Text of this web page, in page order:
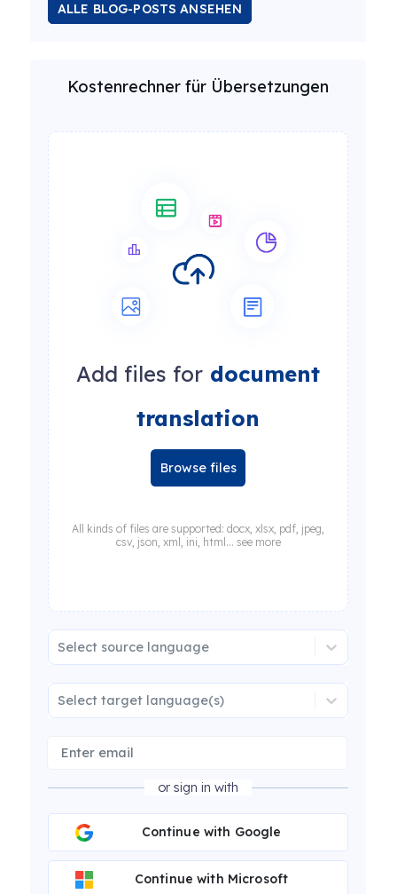
ALLE BLOG-POSTS ANSEHEN
Kostenrechner für Übersetzungen
Add files for document
translation
Browse files
All kinds of files are supported: docx, xlsx, pdf, jpeg,
csv, json, xml, ini, html... see more
Select source language
Select target language(s)
or sign in with
Continue with Google
Continue with Microsoft